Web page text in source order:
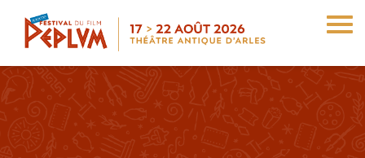
contenu
principal